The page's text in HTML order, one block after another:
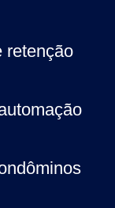
retenção